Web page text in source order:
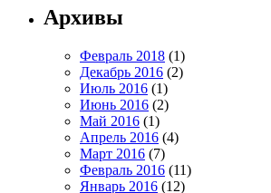
Архивы
Февраль 2018 (1)
Декабрь 2016 (2)
Июль 2016 (1)
Июнь 2016 (2)
Май 2016 (1)
Апрель 2016 (4)
Март 2016 (7)
Февраль 2016 (11)
Январь 2016 (12)